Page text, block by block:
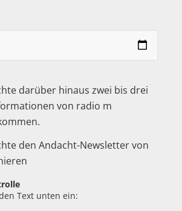
darüber hinaus zwei bis drei
von radio m
den Andacht-Newsletter von
Text unten ein: